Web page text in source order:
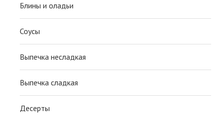
Блины и оладьи
Соусы
Выпечка несладкая
Выпечка сладкая
Десерты